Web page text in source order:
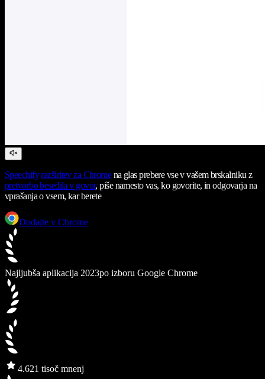
Speechify razširitev za Chromena glas prebere vse v vašem brskalniku z
pretvorbo besedila v govor, piše namesto vas, ko govorite, in odgovarja na
vprašanja o vsem, kar berete
Dodajte v Chrome
Najljubša aplikacija 2023po izboru Google Chrome
4.621 tisoč mnenj